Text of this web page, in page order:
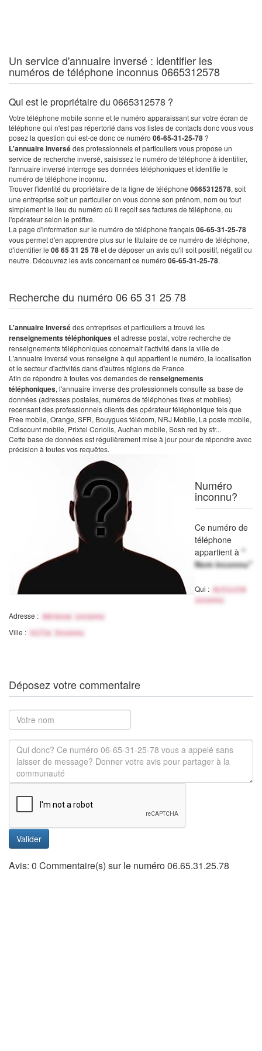
Un service d'annuaire inversé : identifier les
numéros de téléphone inconnus 0665312578
Qui est le propriétaire du 0665312578 ?
Votre téléphone mobile sonne et le numéro apparaissant sur votre écran de
téléphone qui n'est pas répertorié dans vos listes de contacts donc vous vous
posez la question qui est-ce donc ce numéro 06-65-31-25-78 ?
L'annuaire inversédes professionnels et particuliers vous propose un
service de recherche inversé, saisissez le numéro de téléphone à identifier,
l'annuaire inversé interroge ses données téléphoniques et identifie le
numéro de téléphone inconnu.
Trouver l'identité du propriétaire de la ligne de téléphone 0665312578, soit
une entreprise soit un particulier on vous donne son prénom, nom ou tout
simplement le lieu du numéro où il reçoit ses factures de téléphone, ou
l'opérateur selon le préfixe.
La page d'information sur le numéro de téléphone français06-65-31-25-78
vous permet d'en apprendre plus sur le titulaire de ce numéro de téléphone,
d'identifier le 06 65 31 25 78et de déposer un avis qu'il soit positif, négatif ou
neutre. Découvrez les avis concernant ce numéro 06-65-31-25-78.
Recherche du numéro 06 65 31 25 78
L'annuaire inversédes entreprises et particuliers a trouvé les
renseignements téléphoniqueset adresse postal, votre recherche de
renseignements téléphoniques concernait l'activité dans la ville de .
L'annuaire inversé vous renseigne à qui appartient le numéro, la localisation
et le secteur d'activités dans d'autres régions de France.
Afin de répondre à toutes vos demandes de renseignements
téléphoniques, l'annuaire inverse des professionnels consulte sa base de
données (adresses postales, numéros de téléphones fixes et mobiles)
recensant des professionnels clients des opérateur téléphonique tels que
Free mobile, Orange, SFR, Bouygues télécom, NRJ Mobile, La poste mobile,
Cdiscount mobile, Prixtel Coriolis, Auchan mobile, Sosh red by sfr...
Cette base de données est régulièrement mise à jour pour de répondre avec
précision à toutes vos requêtes.
Numéro
inconnu?
Ce numéro de
téléphone
appartient à "
Nom inconnu"
Qui :
Activité
inconnu
Adresse : Adresse inconnu
Ville : Ville Inconnu
Déposez votre commentaire
Valider
Avis: 0 Commentaire(s) sur le numéro 06.65.31.25.78